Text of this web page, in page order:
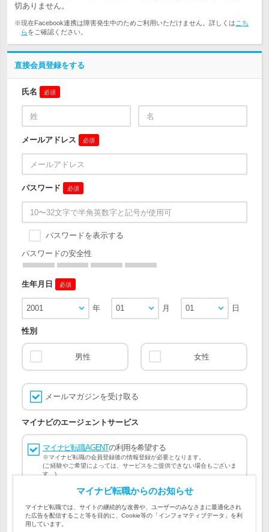
切ありません。
※現在Facebook連携は障害発生中のためご利用いただけません。詳しくは こち
らをご確認ください。
直接会員登録をする
氏名 必須
メールアドレス 必須
パスワード 必須
パスワードを表示する
パスワードの安全性
生年月日 必須
2001 年 01 月 01 日
性別
男性 女性
メールマガジンを受け取る
マイナビのエージェントサービス
マイナビ転職AGENTの利用を希望する
※マイナビ転職の会員登録後の情報登録が必要となります。
(ご経験やご希望によっては、サービスをご提供できない場合もございま
す。)
会員登録には マイナビ転職 会員規約
マイナビ転職AGENT
会員規約、マイナビ転職AGENT 個人情報の取り扱い および
個人情報の取り扱い
マイナビ転職からのお知らせ
マイナビ転職では、サイトの継続的な改善や、ユーザーのみなさまに最適化され
た広告を配信すること等を目的に、Cookie等の「インフォマティブデータ」を利
用しています。